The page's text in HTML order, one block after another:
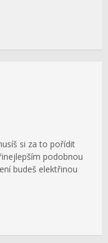
si za to pořídit
podobnou
budeš elektřinou